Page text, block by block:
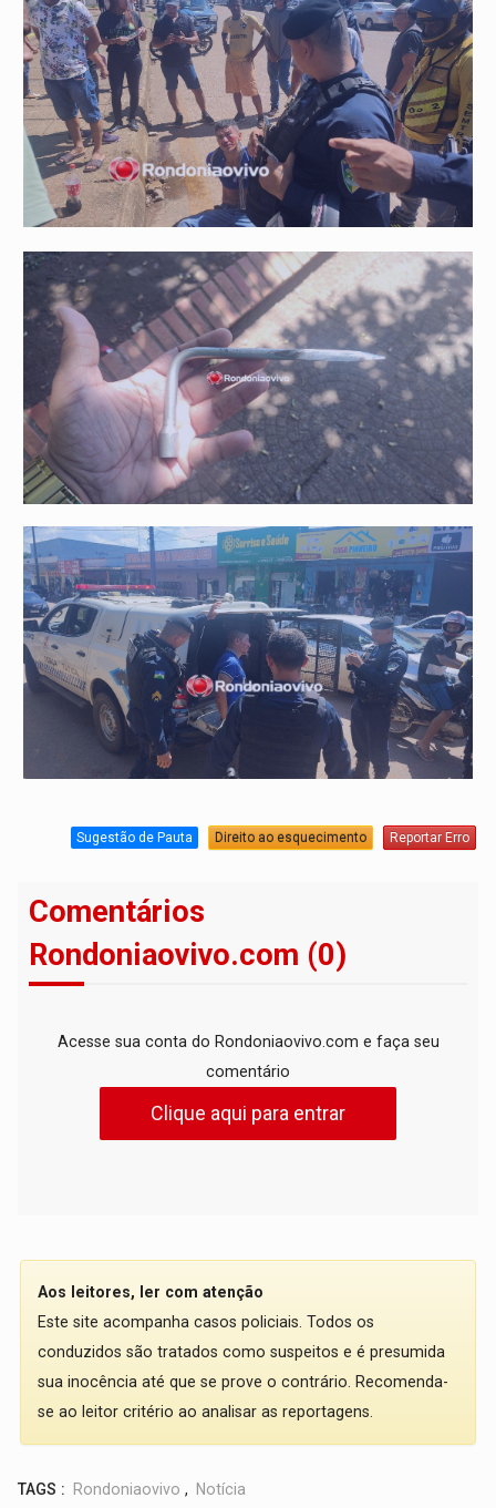
Sugestão de Pauta Direito ao esquecimento Reportar Erro
Comentários
Rondoniaovivo.com (0)
Acesse sua conta do Rondoniaovivo.com e faça seu
comentário
Clique aqui para entrar
Aos leitores, ler com atenção
Este site acompanha casos policiais. Todos os
conduzidos são tratados como suspeitos e é presumida
sua inocência até que se prove o contrário. Recomenda-
se ao leitor critério ao analisar as reportagens.
TAGS : Rondoniaovivo , Notícia